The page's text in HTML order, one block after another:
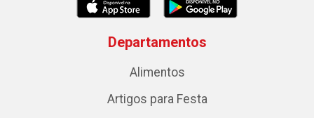
Departamentos
Alimentos
Artigos para Festa